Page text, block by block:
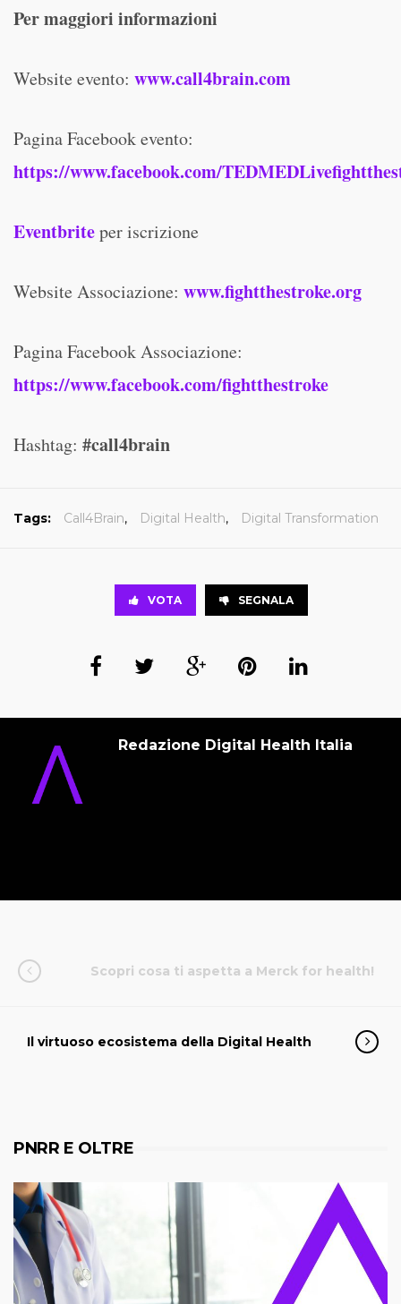
Per maggiori informazioni
Website evento: www.call4brain.com
Pagina Facebook evento:
https://www.facebook.com/
Eventbriteper iscrizione
Website Associazione: www.fightthestroke.org
Pagina Facebook Associazione:
https://www.facebook.com/fightthestroke
Hashtag: #call4brain
Tags: Call4Brain, Digital Health, Digital Transformation
VOTA SEGNALA
Redazione Digital Health Italia
Scopri cosa ti aspetta a Merck for health!
Il virtuoso ecosistema della Digital Health
PNRR E OLTRE